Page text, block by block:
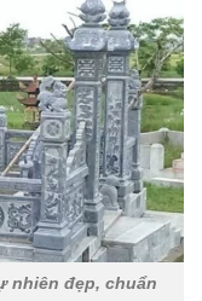
nhiên đẹp, chuẩn